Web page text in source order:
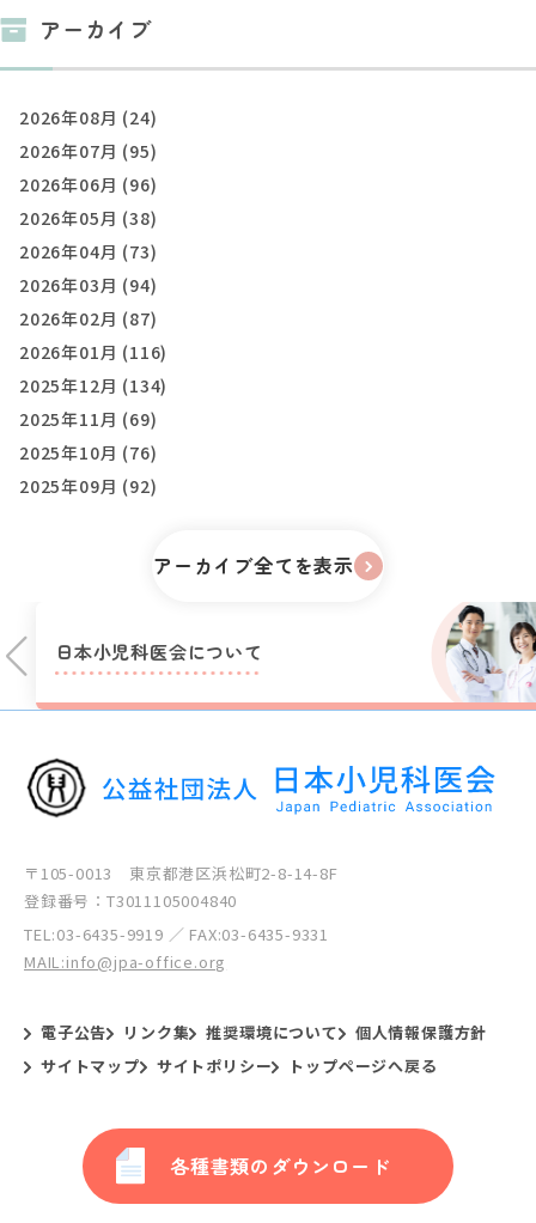
アーカイブ
2026年08月 (24)
2026年07月 (95)
2026年06月 (96)
2026年05月 (38)
2026年04月 (73)
2026年03月 (94)
2026年02月 (87)
2026年01月 (116)
2025年12月 (134)
2025年11月 (69)
2025年10月 (76)
2025年09月 (92)
アーカイブ全てを表示
日本小児科医会について
〒105-0013 東京都港区浜松町2-8-14-8F
登録番号：T3011105004840
TEL:03-6435-9919 ／ FAX:03-6435-9331
MAIL:info@jpa-office.org
電子公告 リンク集 推奨環境について
個人情報保護方針
サイトマップ
サイトポリシー トップページへ戻る
各種書類のダウンロード